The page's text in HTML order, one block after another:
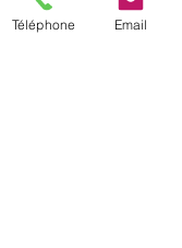
Téléphone Email